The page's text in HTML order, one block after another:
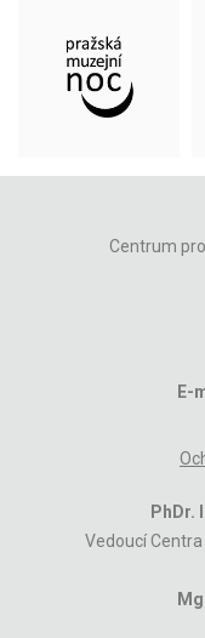
Centrum
E-
PhDr.
Vedoucí